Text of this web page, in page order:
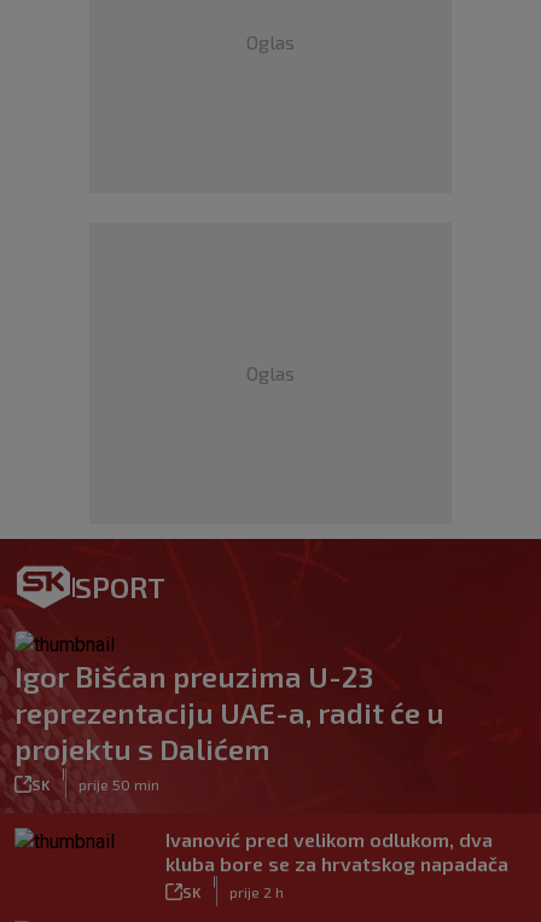
Oglas
Oglas
SPORT
Igor Bišćan preuzima U-23
reprezentaciju UAE-a, radit će u
projektu s Dalićem
SK prije 50 min
Ivanović pred velikom odlukom, dva
kluba bore se za hrvatskog napadača
SK prije 2 h